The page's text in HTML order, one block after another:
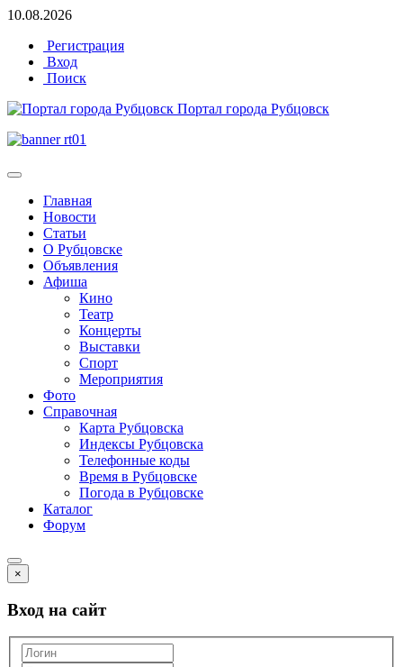
10.08.2026
Регистрация
Вход
Поиск
Портал города Рубцовск
Главная
Новости
Статьи
О Рубцовске
Объявления
Афиша
Кино
Театр
Концерты
Выставки
Спорт
Мероприятия
Фото
Справочная
Карта Рубцовска
Индексы Рубцовска
Телефонные коды
Время в Рубцовске
Погода в Рубцовске
Каталог
Форум
×
Вход на сайт